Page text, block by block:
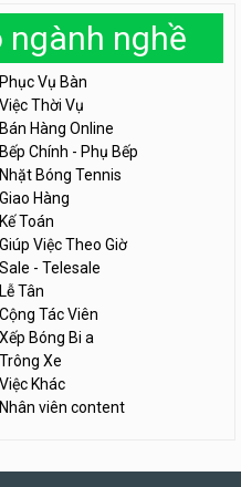
nghề
Phục Vụ Bàn
Việc Thời Vụ
Bán Hàng Online
Bếp Chính - Phụ Bếp
Nhặt Bóng Tennis
Giao Hàng
Kế Toán
Giúp Việc Theo Giờ
Sale - Telesale
Lễ Tân
Cộng Tác Viên
Xếp Bóng Bi a
Trông Xe
Việc Khác
Nhân viên content